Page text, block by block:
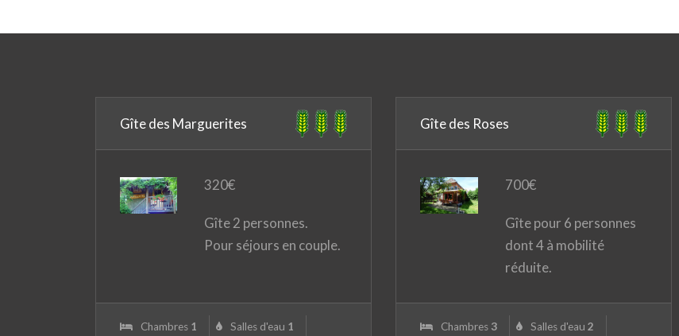
Gîte des Marguerites
320€
Gîte 2 personnes.
Pour séjours en couple.
Chambres 1 Salles d'eau 1
Gîte des Roses
700€
Gîte pour 6 personnes
dont 4 à mobilité
réduite.
Chambres 3 Salles d'eau 2